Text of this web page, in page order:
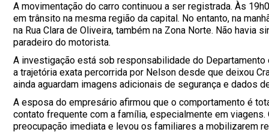
A movimentação do carro continuou a ser registrada. Às
em trânsito na mesma região da capital. No entanto, na
na Rua Clara de Oliveira, também na Zona Norte. Não
paradeiro do motorista.
A investigação está sob responsabilidade do
a trajetória exata percorrida por Nelson desde que deixou
ainda aguardam imagens adicionais de segurança e dados
A esposa do empresário afirmou que o comportamento é
contato frequente com a família, especialmente em
preocupação imediata e levou os familiares a mobilizarem